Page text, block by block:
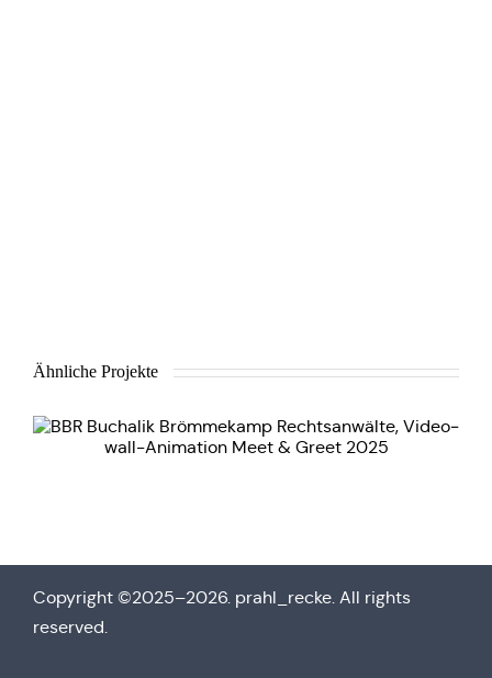
Ähnliche Projekte
Copy­right ©2025–2026. prahl_recke. All rights
reserved.